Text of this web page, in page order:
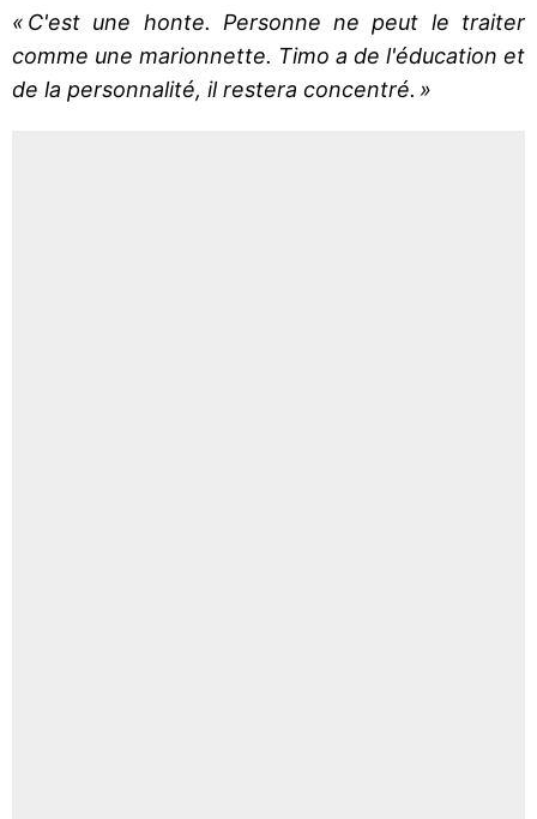
« C'est une honte. Personne ne peut le traiter
comme une marionnette. Timo a de l'éducation et
de la personnalité, il restera concentré. »